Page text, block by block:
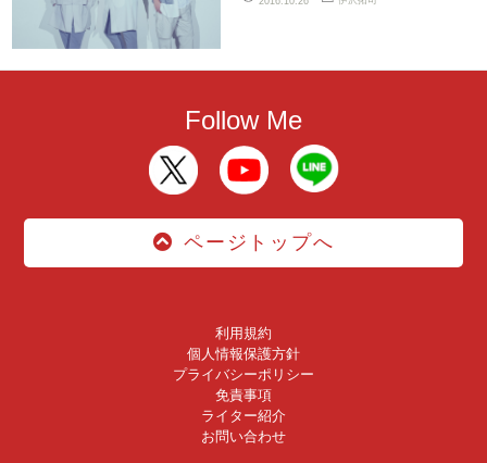
Follow Me
ページトップへ
利用規約
個人情報保護方針
プライバシーポリシー
免責事項
ライター紹介
お問い合わせ